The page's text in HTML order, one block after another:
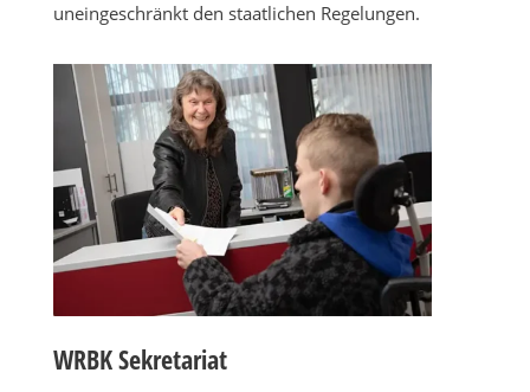
uneingeschränkt den staatlichen Regelungen.
WRBK Sekretariat